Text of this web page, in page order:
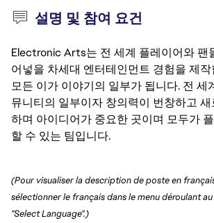
설명 및 참여 요건
Electronic Arts는 전 세계 플레이어와 팬
어넣을 차세대 엔터테인먼트 경험을 제
모든 이가 이야기의 일부가 됩니다. 전 세
뮤니티의 일부이자 창의력이 번창하고
하며 아이디어가 중요한 곳이며 모두가
할 수 있는 팀입니다.
(Pour visualiser la description de poste en
sélectionner le français dans le menu déroulant
"Select Language".)